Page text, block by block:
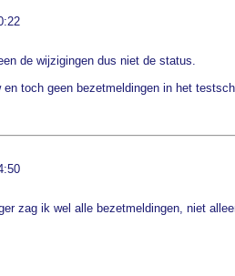
de wijzigingen dus niet de status.
toch geen bezetmeldingen in het
zag ik wel alle bezetmeldingen, niet